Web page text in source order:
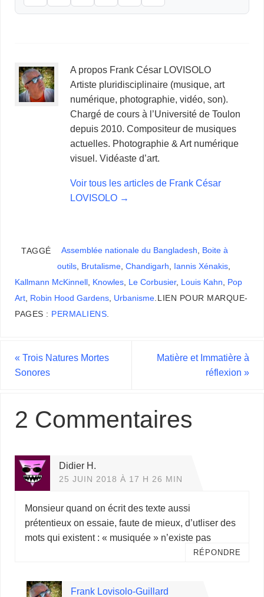
A propos Frank César LOVISOLO
Artiste pluridisciplinaire (musique, art
numérique, photographie, vidéo, son).
Chargé de cours à l’Université de Toulon
depuis 2010. Compositeur de musiques
actuelles. Photographie & Art numérique
visuel. Vidéaste d’art.
Voir tous les articles de Frank César
LOVISOLO →
TAGGÉ Assemblée nationale du Bangladesh, Boite à
outils, Brutalisme, Chandigarh, Iannis Xénakis,
Kallmann McKinnell , Knowles, Le Corbusier, Louis Kahn, Pop
Art, Robin Hood Gardens, Urbanisme. LIEN POUR MARQUE-
PAGES : PERMALIENS.
« Trois Natures Mortes
Sonores
Matière et Immatière à
réflexion »
2 Commentaires
Didier H.
25 JUIN 2018 À 17 H 26 MIN
Monsieur quand on écrit des texte aussi
prétentieux on essaie, faute de mieux, d’utliser des
mots qui existent : « musiquée » n’existe pas
RÉPONDRE
Frank Lovisolo-Guillard